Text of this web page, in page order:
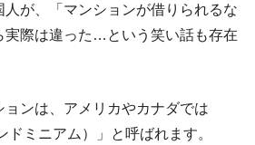
が、「マンションが借りられるな
実際は違った…という笑い話も存在
ョンは、アメリカやカナダでは
ドミニアム）」と呼ばれます。